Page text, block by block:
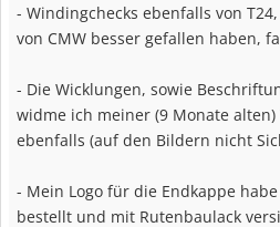
- Windingchecks ebenfalls von
von CMW besser gefallen haben,
- Die Wicklungen, sowie
widme ich meiner (9 Monate
ebenfalls (auf den Bildern nicht
- Mein Logo für die Endkappe habe
bestellt und mit Rutenbaulack